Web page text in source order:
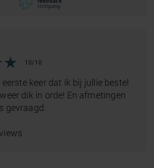
10/10
keer dat ik bij jullie bestel
dik in orde! En afmetingen
gevraagd.